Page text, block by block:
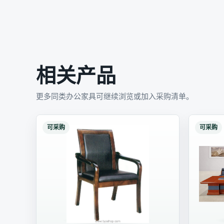
相关产品
更多同类办公家具可继续浏览或加入采购清单。
可采购 可采购